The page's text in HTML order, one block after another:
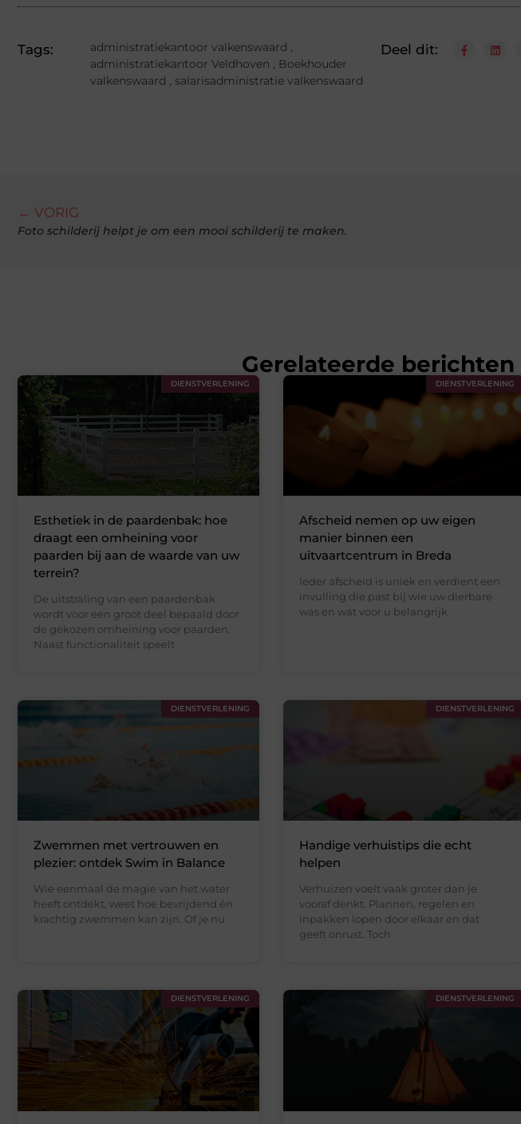
Tags: administratiekantoor valkenswaard
administratiekantoor Veldhoven
Boekhouder
valkenswaard
salarisadministratie valkenswaard
Deel dit:
← VORIG
Foto schilderij helpt je om een mooi schilderij te maken.
Gerelateerde berichten
DIENSTVERLENING
Esthetiek in de paardenbak: hoe
draagt een omheining voor
paarden bij aan de waarde van uw
terrein?
De uitstraling van een paardenbak
wordt voor een groot deel bepaald door
de gekozen omheining voor paarden.
Naast functionaliteit speelt
DIENSTVERLENING
Afscheid nemen op uw eigen
manier binnen een
uitvaartcentrum in Breda
Ieder afscheid is uniek en verdient een
invulling die past bij wie uw dierbare
was en wat voor u belangrijk
DIENSTVERLENING
Zwemmen met vertrouwen en
plezier: ontdek Swim in Balance
Wie eenmaal de magie van het water
heeft ontdekt, weet hoe bevrijdend én
krachtig zwemmen kan zijn. Of je nu
DIENSTVERLENING
Handige verhuistips die echt
helpen
Verhuizen voelt vaak groter dan je
vooraf denkt. Plannen, regelen en
inpakken lopen door elkaar en dat
geeft onrust. Toch
DIENSTVERLENING DIENSTVERLENING